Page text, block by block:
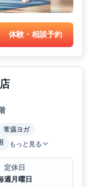
体験・相談予約
常温ヨガ
もっと見る
定休日
週月曜日